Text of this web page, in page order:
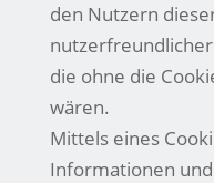
den Nutzern
die ohne die
wären.
Mittels eines
Informationen